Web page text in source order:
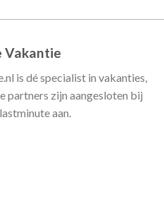
Vakantie
is dé specialist in vakanties,
partners zijn aangesloten bij
aan.